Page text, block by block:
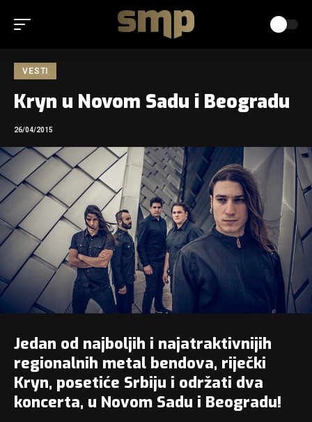
VESTI
Kryn u Novom Sadu i Beogradu
26/04/2015
Jedan od najboljih i najatraktivnijih
regionalnih metal bendova, riječki
Kryn, posetiće Srbiju i održati dva
koncerta, u Novom Sadu i Beogradu!